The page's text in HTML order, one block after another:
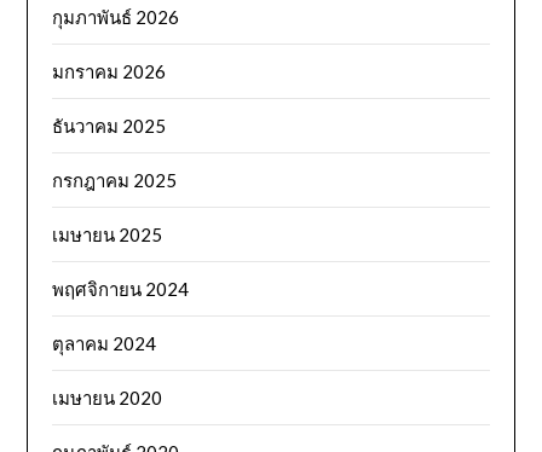
กุมภาพันธ์ 2026
มกราคม 2026
ธันวาคม 2025
กรกฎาคม 2025
เมษายน 2025
พฤศจิกายน 2024
ตุลาคม 2024
เมษายน 2020